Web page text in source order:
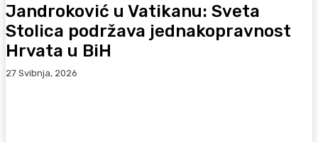
Jandroković u Vatikanu: Sveta
Stolica podržava jednakopravnost
Hrvata u BiH
27 Svibnja, 2026